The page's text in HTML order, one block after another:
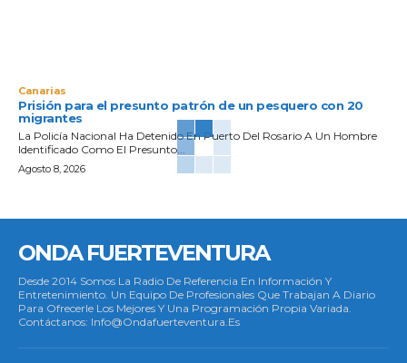
Canarias
Prisión para el presunto patrón de un pesquero con 20
migrantes
La Policía Nacional Ha Detenido En Puerto Del Rosario A Un Hombre
Identificado Como El Presunto...
Agosto 8, 2026
ONDA FUERTEVENTURA
Desde 2014 Somos La Radio De Referencia En Información Y
Entretenimiento. Un Equipo De Profesionales Que Trabajan A Diario
Para Ofrecerle Los Mejores Y Una Programación Propia Variada.
Contáctanos: Info@ondafuerteventura.es